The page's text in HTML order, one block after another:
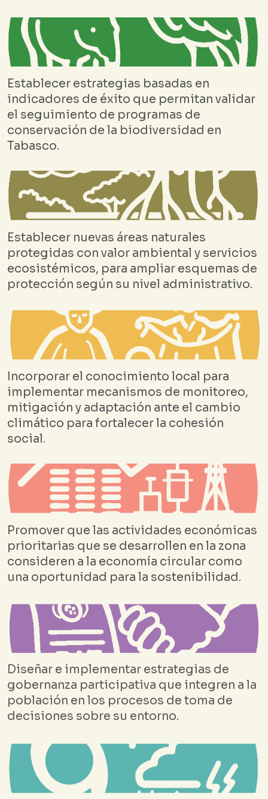
Establecer estrategias basadas en
indicadores de éxito que permitan validar
el seguimiento de programas de
conservación de la biodiversidad en
Tabasco.
Establecer nuevas áreas naturales
protegidas con valor ambiental y servicios
ecosistémicos, para ampliar esquemas de
protección según su nivel administrativo.
Incorporar el conocimiento local para
implementar mecanismos de monitoreo,
mitigación y adaptación ante el cambio
climático para fortalecer la cohesión
social.
Promover que las actividades económicas
prioritarias que se desarrollen en la zona
consideren a la economía circular como
una oportunidad para la sostenibilidad.
Diseñar e implementar estrategias de
gobernanza participativa que integren a la
población en los procesos de toma de
decisiones sobre su entorno.